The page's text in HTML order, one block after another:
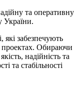
та оперативну
України.
які забезпечують
проектах. Обираючи
надійність та
та стабільності